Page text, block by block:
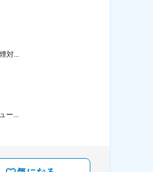
対...
...